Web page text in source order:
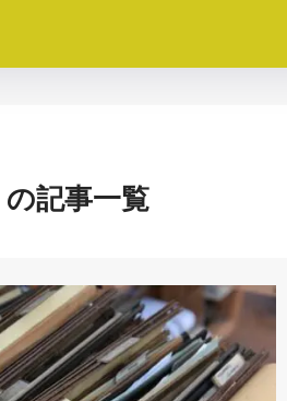
の記事一覧